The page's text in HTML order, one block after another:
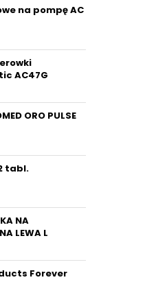
na pompę AC
AC47G
ORO PULSE
tabl.
NA
LEWA L
Forever